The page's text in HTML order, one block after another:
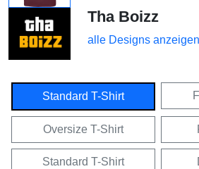
Tha Boizz
alle Designs anzeigen
Standard T-Shirt
Oversize T-Shirt
Standard T-Shirt